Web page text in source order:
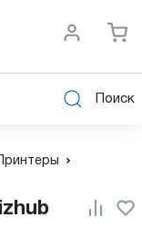
Поиск
Принтеры